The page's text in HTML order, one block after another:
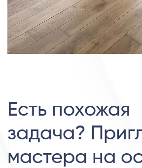
Есть похожая
задача?
мастера на